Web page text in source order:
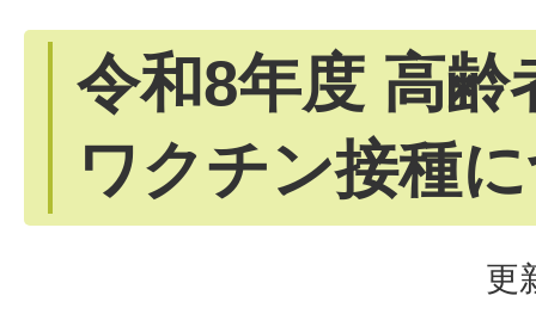
令和8年度 高齢
ワクチン接種
更